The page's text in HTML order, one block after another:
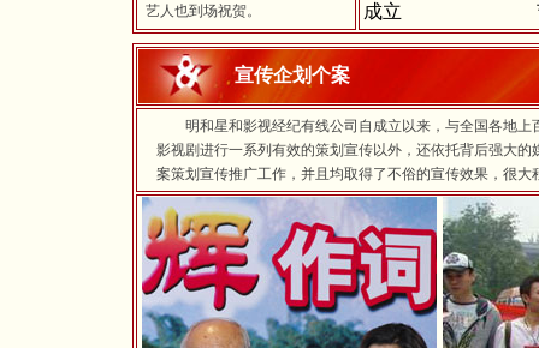
艺人也到场祝贺。
成立
宣传企划个案
明和星和影视经纪有线公司自成立以来，与全国各地上
影视剧进行一系列有效的策划宣传以外，还依托背后强大
案策划宣传推广工作，并且均取得了不俗的宣传效果，很